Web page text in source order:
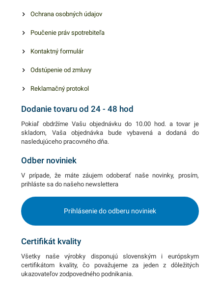
každej profesionálnej či
nepriepustnosti vzduchu,
vaše potraviny dlho svieže a
voňavé. Manipulácia je
300m
Ochrana osobných údajov
Poučenie práv spotrebiteľa
Kontaktný formulár
Odstúpenie od zmluvy
Reklamačný protokol
Dodanie tovaru od 24 - 48 hod
Pokiaľ obdržíme Vašu objednávku do 10.00 hod. a tovar je
skladom, Vaša objednávka bude vybavená a dodaná do
nasledujúceho pracovného dňa.
Odber noviniek
V prípade, že máte záujem odoberať naše novinky, prosím,
prihláste sa do našeho newslettera
Prihlásenie do odberu noviniek
Certifikát kvality
Všetky naše výrobky disponujú slovenským i európskym
certifikátom kvality, čo považujeme za jeden z dôležitých
ukazovateľov zodpovedného podnikania.